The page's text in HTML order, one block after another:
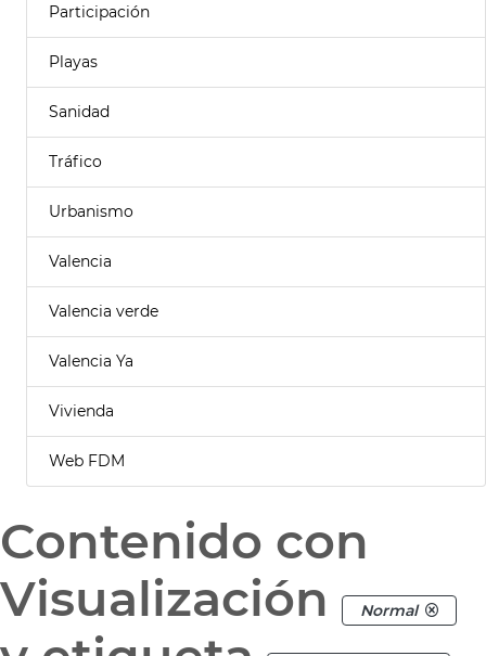
Participación
Playas
Sanidad
Tráfico
Urbanismo
Valencia
Valencia verde
Valencia Ya
Vivienda
Web FDM
Contenido con
Visualización
Normal